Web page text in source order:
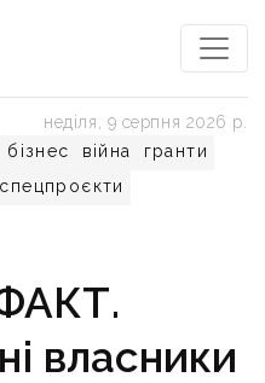
бізнес війна
гранти
спецпроєкти
неділя, 9 серпня 2026 р.
власники